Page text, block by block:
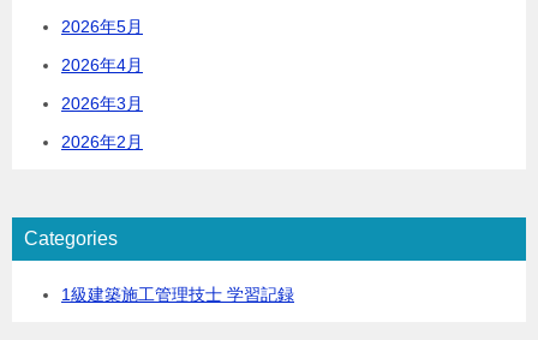
2026年5月
2026年4月
2026年3月
2026年2月
Categories
1級建築施工管理技士 学習記録